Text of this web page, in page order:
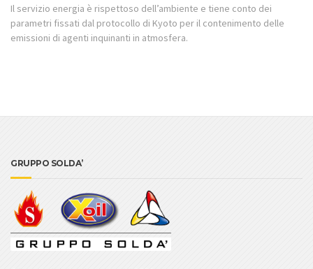
Il servizio energia è rispettoso dell’ambiente e tiene conto dei
parametri fissati dal protocollo di Kyoto per il contenimento delle
emissioni di agenti inquinanti in atmosfera.
GRUPPO SOLDA’